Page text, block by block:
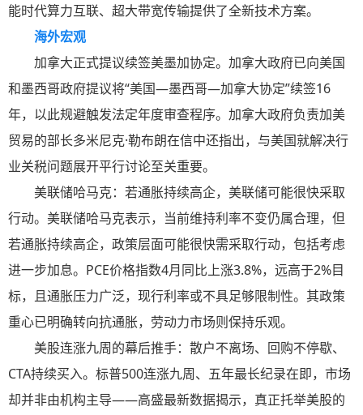
能时代算力互联、超大带宽传输提供了全新技术方案。
海外宏观
加拿大正式提议续签美墨加协定。加拿大政府已向美国
和墨西哥政府提议将“美国—墨西哥—加拿大协定”续签16
年，以此规避触发法定年度审查程序。加拿大政府负责加美
贸易的部长多米尼克·勒布朗在信中还指出，与美国就解决行
业关税问题展开平行讨论至关重要。
美联储哈马克：若通胀持续高企，美联储可能很快采取
行动。美联储哈马克表示，当前维持利率不变仍属合理，但
若通胀持续高企，政策层面可能很快需采取行动，包括考虑
进一步加息。PCE价格指数4月同比上涨3.8%，远高于2%目
标，且通胀压力广泛，现行利率或不具足够限制性。其政策
重心已明确转向抗通胀，劳动力市场则保持乐观。
美股连涨九周的幕后推手：散户不离场、回购不停歇、
CTA持续买入。标普500连涨九周、五年最长纪录在即，市场
却并非由机构主导——高盛最新数据揭示，真正托举美股的